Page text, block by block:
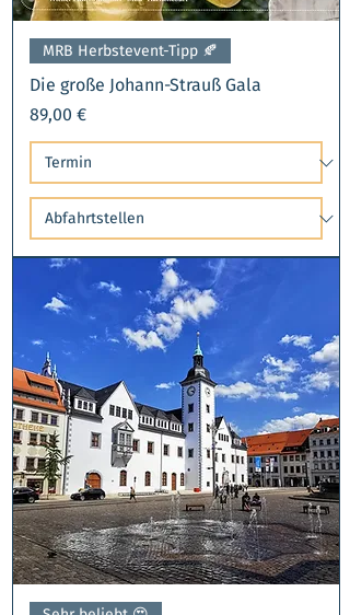
MRB Herbstevent-Tipp 🍂​
Die große Johann-Strauß Gala
Preis
89,00 €